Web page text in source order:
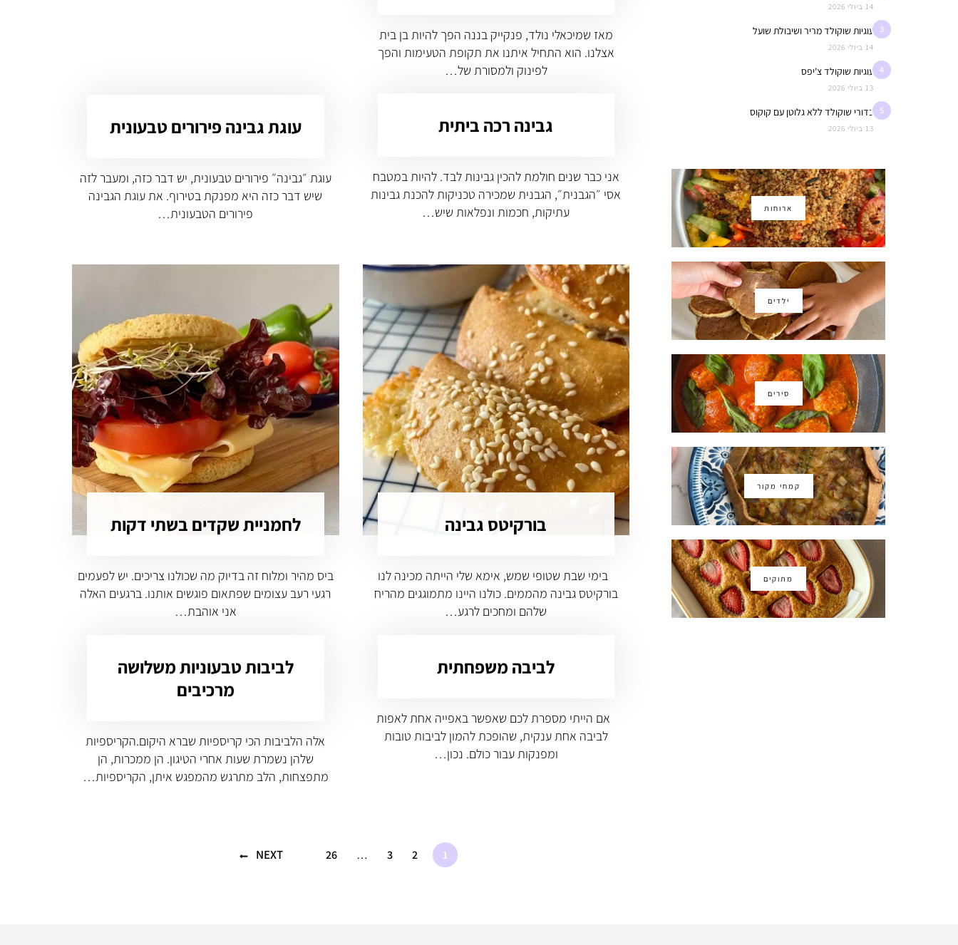
מאז שמיכאלי נולד, פנקייק בננה הפך להיות בן בית
אצלנו. הוא התחיל איתנו את תקופת הטעימות והפך
לפינוק ולמסורת של…
גבינה רכה ביתית
אני כבר שנים חולמת להכין גבינות לבד. להיות במטבח
אסי ״הגבנית״, הגבנית שמכירה טכניקות להכנת גבינות
עתיקות, חכמות ונפלאות שיש…
עוגת גבינה פירורים טבעונית
עוגת ״גבינה״ פירורים טבעונית, יש דבר כזה, ומעבר לזה
שיש דבר כזה היא מפנקת בטירוף. את עוגת הגבינה
פירורים הטבעונית…
בורקיטס גבינה
בימי שבת שטופי שמש, אימא שלי הייתה מכינה לנו
בורקיטס גבינה מהממים. כולנו היינו מתמוגגים מהריח
שלהם ומחכים לרגע…
לחמניית שקדים בשתי דקות
ביס מהיר ומלוח זה בדיוק מה שכולנו צריכים. יש לפעמים
רגעי רעב עצומים שפתאום פוגשים אותנו. ברגעים האלה
אני אוהבת…
לביבה משפחתית
אם הייתי מספרת לכם שאפשר באפייה אחת לאפות
לביבה אחת ענקית, שהופכת להמון לביבות טובות
ומפנקות עבור כולם. נכון…
לביבות טבעוניות משלושה
מרכיבים
אלה הלביבות הכי קריספיות שברא היקום.הקריספיות
שלהן נשמרת שעות אחרי הטיגון. הן ממכרות, הן
מתפצחות, הלב מתרגש מהמפגש איתן, הקריספיות…
1
2
3
…
26
NEXT
14 ביולי 2026
3 עוגיות שוקולד מריר ושיבולת שועל
14 ביולי 2026
4 עוגיות שוקולד צ'יפס
13 ביולי 2026
5 כדורי שוקולד ללא גלוטן עם קוקוס
13 ביולי 2026
ארוחות
ילדים
סירים
קמחי מקור
מתוקים